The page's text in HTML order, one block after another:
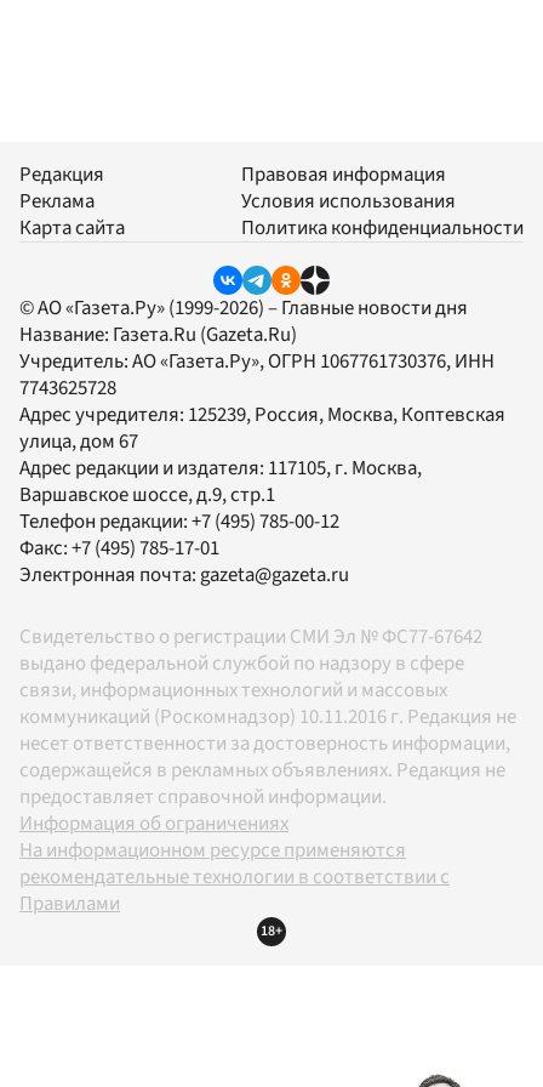
Редакция
Реклама
Карта сайта
Правовая информация
Условия использования
Политика конфиденциальности
© АО «Газета.Ру» (1999-2026) – Главные новости дня
Название: Газета.Ru (Gazeta.Ru)
Учредитель:АО «Газета.Ру», ОГРН 1067761730376, ИНН
7743625728
Адрес учредителя: 125239, Россия, Москва, Коптевская
улица, дом 67
Адрес редакции и издателя: 117105, г. Москва,
Варшавское шоссе, д.9, стр.1
Телефон редакции:+7 (495) 785-00-12
Факс:+7 (495) 785-17-01
Электронная почта:gazeta@gazeta.ru
Свидетельство о регистрации СМИ Эл № ФС77-67642
выдано федеральной службой по надзору в сфере
связи, информационных технологий и массовых
коммуникаций (Роскомнадзор) 10.11.2016 г. Редакция не
несет ответственности за достоверность информации,
содержащейся в рекламных объявлениях. Редакция не
предоставляет справочной информации.
Информация об ограничениях
На информационном ресурсе применяются
рекомендательные технологии в соответствии с
Правилами
18+